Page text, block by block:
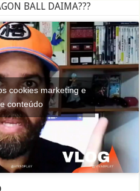
– DRAGON BALL #News
BALL DAIMA???
cookies marketing e
conteúdo